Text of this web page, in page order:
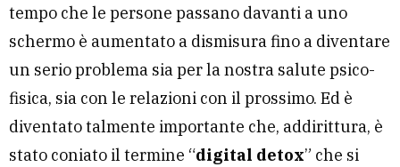
tempo che le persone passano davanti a uno
schermo è aumentato a dismisura fino a diventare
un serio problema sia per la nostra salute psico-
fisica, sia con le relazioni con il prossimo. Ed è
diventato talmente importante che, addirittura, è
stato coniato il termine “digital detox” che si